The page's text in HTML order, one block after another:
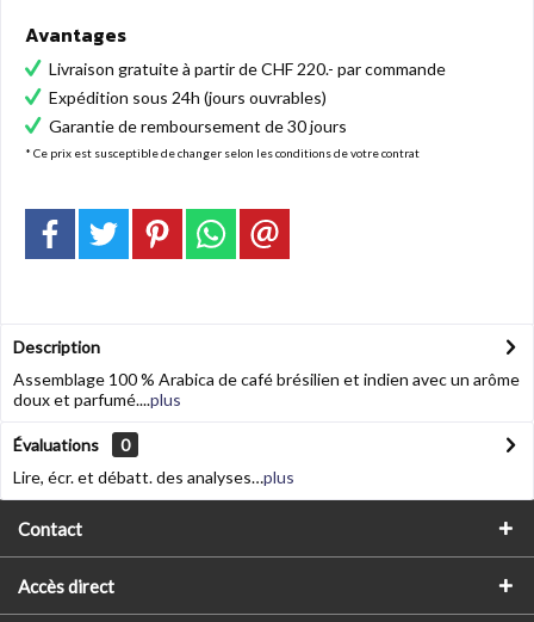
Avantages
Livraison gratuite à partir de CHF 220.- par commande
Expédition sous 24h (jours ouvrables)
Garantie de remboursement de 30 jours
* Ce prix est susceptible de changer selon les conditions de votre contrat
Description
Assemblage 100 % Arabica de café brésilien et indien avec un arôme
doux et parfumé....plus
Évaluations
0
Lire, écr. et débatt. des analyses…plus
Contact
Accès direct